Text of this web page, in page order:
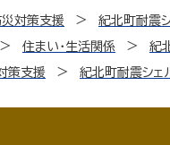
災対策支援
紀北町耐震
住まい・生活関係
紀
策支援 紀北町耐震シェ